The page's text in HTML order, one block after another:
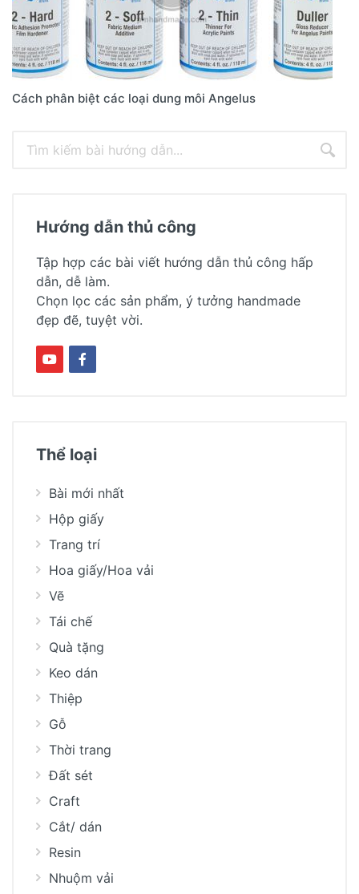
Cách phân biệt các loại dung môi Angelus
Hướng dẫn thủ công
Tập hợp các bài viết hướng dẫn thủ công hấp
dẫn, dễ làm.
Chọn lọc các sản phẩm, ý tưởng handmade
đẹp đẽ, tuyệt vời.
Thể loại
Bài mới nhất
Hộp giấy
Trang trí
Hoa giấy/Hoa vải
Vẽ
Tái chế
Quà tặng
Keo dán
Thiệp
Gỗ
Thời trang
Đất sét
Craft
Cắt/ dán
Resin
Nhuộm vải